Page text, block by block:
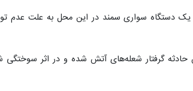
سواری سمند در این محل به علت عدم
گرفتار شعله‌های آتش شده و در اثر سوختگی